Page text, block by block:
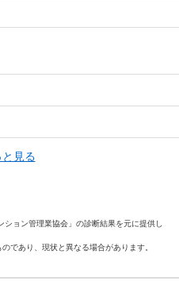
見る
ョン管理業協会」の診断結果を元に提供し
であり、現状と異なる場合があります。